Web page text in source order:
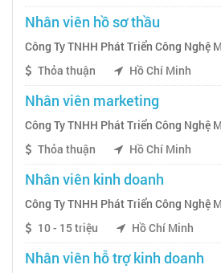
Nhân viên hồ sơ thầu
Công Ty TNHH Phát Triển Công Nghệ
Thỏa thuận
Hồ Chí Minh
Nhân viên marketing
Công Ty TNHH Phát Triển Công Nghệ
Thỏa thuận
Hồ Chí Minh
Nhân viên kinh doanh
Công Ty TNHH Phát Triển Công Nghệ
10 - 15 triệu
Hồ Chí Minh
Nhân viên hỗ trợ kinh doanh